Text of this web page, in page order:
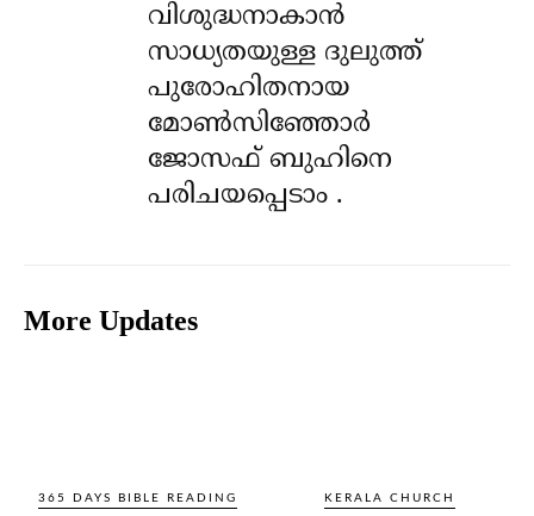
വിശുദ്ധനാകാൻ
സാധ്യതയുള്ള ദുലുത്ത്
പുരോഹിതനായ
മോൺസിഞ്ഞോർ
ജോസഫ് ബുഹിനെ
പരിചയപ്പെടാം .
More Updates
365 DAYS BIBLE READING KERALA CHURCH